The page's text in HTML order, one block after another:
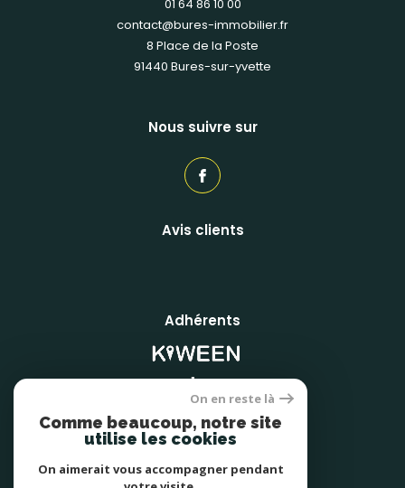
01 64 86 10 00
contact@bures-immobilier.fr
8 Place de la Poste
91440
bures-sur-yvette
Nous suivre sur
Avis clients
Adhérents
On en reste là
Comme beaucoup, notre site
utilise les cookies
On aimerait vous accompagner pendant